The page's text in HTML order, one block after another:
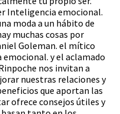
Inteligencia emocional.
moda a un hábito de
muchas cosas por
Goleman. el mítico
y el aclamado
nos invitan a
nuestras relaciones y
que aportan las
ofrece consejos útiles y